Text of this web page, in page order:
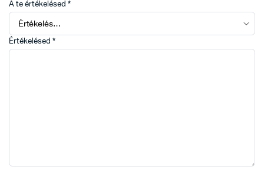
A te értékelésed *
Értékelésed *